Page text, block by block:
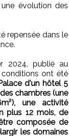
évolution des
repensée dans le
2024, publié au
ont été
d'un hôtel 5
chambres (une
une activité
plus 12 mois, de
composée de
les domaines